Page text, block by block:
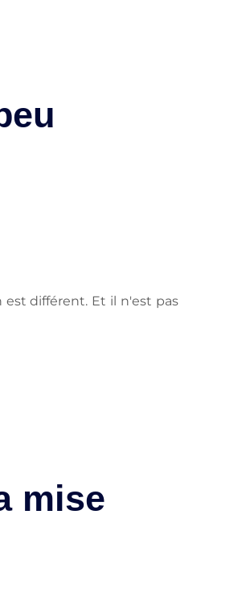
est différent. Et il n'est pas
mise